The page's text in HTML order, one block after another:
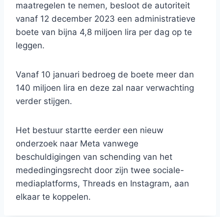
maatregelen te nemen, besloot de autoriteit
vanaf 12 december 2023 een administratieve
boete van bijna 4,8 miljoen lira per dag op te
leggen.
Vanaf 10 januari bedroeg de boete meer dan
140 miljoen lira en deze zal naar verwachting
verder stijgen.
Het bestuur startte eerder een nieuw
onderzoek naar Meta vanwege
beschuldigingen van schending van het
mededingingsrecht door zijn twee sociale-
mediaplatforms, Threads en Instagram, aan
elkaar te koppelen.